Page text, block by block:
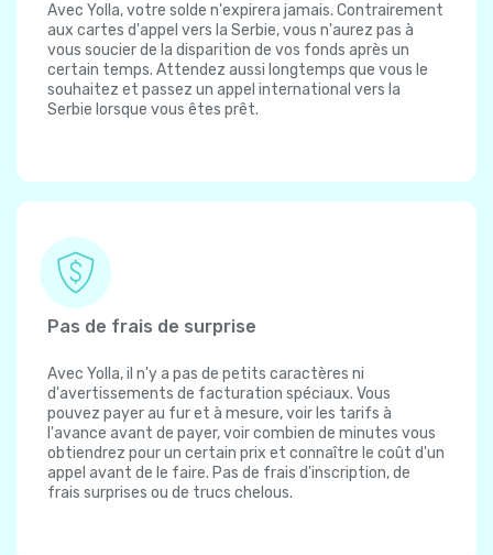
Avec Yolla, votre solde n'expirera jamais. Contrairement
aux cartes d'appel vers la Serbie, vous n'aurez pas à
vous soucier de la disparition de vos fonds après un
certain temps. Attendez aussi longtemps que vous le
souhaitez et passez un appel international vers la
Serbie lorsque vous êtes prêt.
Pas de frais de surprise
Avec Yolla, il n'y a pas de petits caractères ni
d'avertissements de facturation spéciaux. Vous
pouvez payer au fur et à mesure, voir les tarifs à
l'avance avant de payer, voir combien de minutes vous
obtiendrez pour un certain prix et connaître le coût d'un
appel avant de le faire. Pas de frais d'inscription, de
frais surprises ou de trucs chelous.